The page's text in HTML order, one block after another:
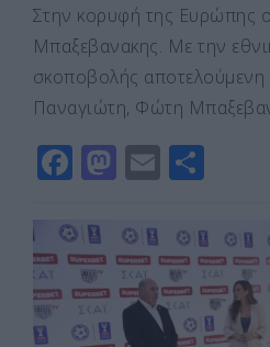
Στην κορυφή της Ευρώπης
Μπαξεβανακης. Με την
σκοποβολής
Παναγιώτη, Φώτη
F
c
e
b
o
M
st
o
d
o
E
ai
l
ρ
α
σ
τε